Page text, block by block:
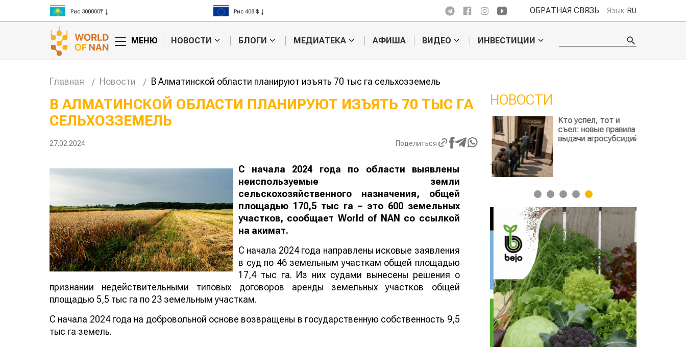
Рис 300000₸
Пшеница 3 класс 125000₸
Рис 408 $
Пшеница 423 $
ОБРАТНАЯ СВЯЗЬ Язык RU
МЕНЮ НОВОСТИ БЛОГИ МЕДИАТЕКА АФИША ВИДЕО ИНВЕСТИЦИИ
Главная Новости В Алматинской области планируют изъять 70 тыс га сельхозземель
В АЛМАТИНСКОЙ ОБЛАСТИ ПЛАНИРУЮТ ИЗЪЯТЬ 70 ТЫС ГА
СЕЛЬХОЗЗЕМЕЛЬ
27.02.2024 Поделиться
С начала 2024 года по области выявлены
неиспользуемые земли
сельскохозяйственного назначения, общей
площадью 170,5 тыс га – это 600 земельных
участков, сообщает World of NAN со ссылкой
на акимат.
С начала 2024 года направлены исковые заявления
в суд по 46 земельным участкам общей площадью
17,4 тыс га. Из них судами вынесены решения о
признании недействительными типовых договоров аренды земельных участков общей
площадью 5,5 тыс га по 23 земельным участкам.
С начала 2024 года на добровольной основе возвращены в государственную собственность 9,5
тыс га земель.
НОВОСТИ
Картофельные
продуктивность
мясного скота
Кто успел, тот и
съел: новые правила
выдачи агросубсидий
1 2 3 4 5